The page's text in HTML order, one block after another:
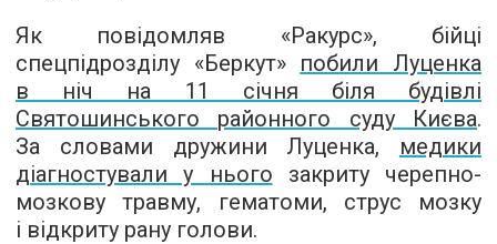
Як повідомляв «Ракурс», бійці
спецпідрозділу «Беркут» побили Луценка
в ніч на 11 січня біля будівлі
Святошинського районного суду Києва.
За словами дружини Луценка, медики
діагностували у нього закриту черепно-
мозкову травму, гематоми, струс мозку
і відкриту рану голови.